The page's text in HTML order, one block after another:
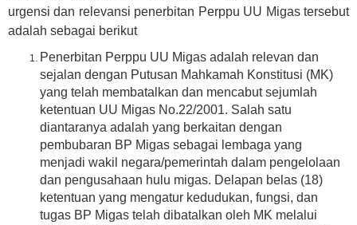
urgensi dan relevansi penerbitan Perppu UU Migas tersebut
adalah sebagai berikut
Penerbitan Perppu UU Migas adalah relevan dan
sejalan dengan Putusan Mahkamah Konstitusi (MK)
yang telah membatalkan dan mencabut sejumlah
ketentuan UU Migas No.22/2001. Salah satu
diantaranya adalah yang berkaitan dengan
pembubaran BP Migas sebagai lembaga yang
menjadi wakil negara/pemerintah dalam pengelolaan
dan pengusahaan hulu migas. Delapan belas (18)
ketentuan yang mengatur kedudukan, fungsi, dan
tugas BP Migas telah dibatalkan oleh MK melalui